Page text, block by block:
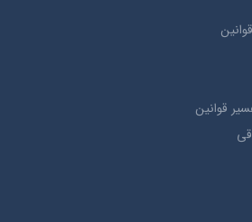
قوانین